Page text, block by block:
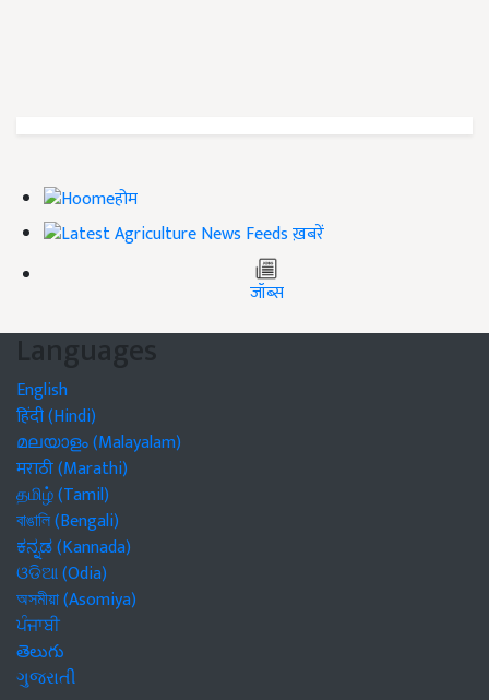
होम
ख़बरें
जॉब्स
Languages
English
हिंदी (Hindi)
മലയാളം (Malayalam)
मराठी (Marathi)
தமிழ் (Tamil)
বাঙালি (Bengali)
ಕನ್ನಡ (Kannada)
ଓଡିଆ (Odia)
অসমীয়া (Asomiya)
ਪੰਜਾਬੀ
తెలుగు
ગુજરાતી